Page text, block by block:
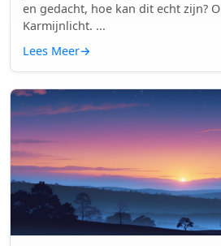
en gedacht, hoe kan dit echt zijn?
Karmijnlicht. ...
Lees Meer→